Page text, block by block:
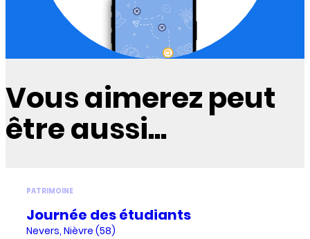
Vous aimerez peut
être aussi...
PATRIMOINE
Journée des étudiants
Nevers, Nièvre (58)